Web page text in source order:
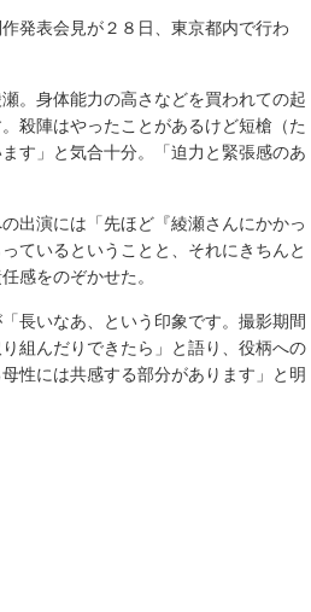
発表会見が２８日、東京都内で行わ
。身体能力の高さなどを買われての起
殺陣はやったことがあるけど短槍（た
す」と気合十分。「迫力と緊張感のあ
出演には「先ほど『綾瀬さんにかかっ
ているということと、それにきちんと
感をのぞかせた。
長いなあ、という印象です。撮影期間
組んだりできたら」と語り、役柄への
性には共感する部分があります」と明